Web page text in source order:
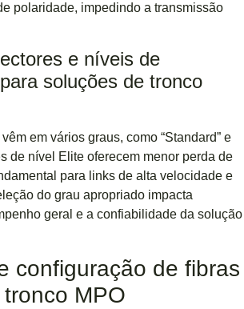
polaridade, impedindo a transmissão
e níveis de
soluções de tronco
em vários graus, como “Standard” e
de nível Elite oferecem menor perda de
para links de alta velocidade e
do grau apropriado impacta
geral e a confiabilidade da solução
configuração de fibras
MPO